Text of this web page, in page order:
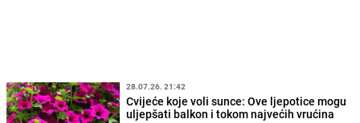
28.07.26. 21:42
Cvijeće koje voli sunce: Ove ljepotice mogu
uljepšati balkon i tokom najvećih vrućina